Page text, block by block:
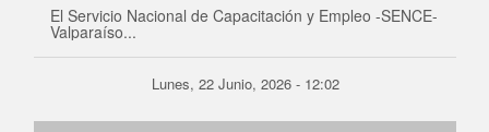
El Servicio Nacional de Capacitación y Empleo -SENCE-
Valparaíso...
Lunes, 22 Junio, 2026 - 12:02